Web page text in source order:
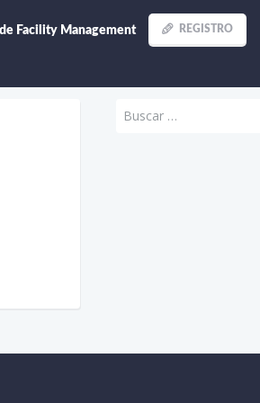
REGISTRO
Facility Management